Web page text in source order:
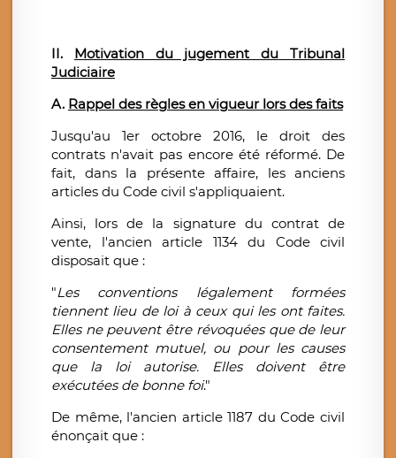
II. Motivation du jugement du Tribunal
Judiciaire
A. Rappel des règles en vigueur lors des faits
Jusqu'au 1er octobre 2016, le droit des
contrats n'avait pas encore été réformé. De
fait, dans la présente affaire, les anciens
articles du Code civil s'appliquaient.
Ainsi, lors de la signature du contrat de
vente, l'ancien article 1134 du Code civil
disposait que :
"Les conventions légalement formées
tiennent lieu de loi à ceux qui les ont faites.
Elles ne peuvent être révoquées que de leur
consentement mutuel, ou pour les causes
que la loi autorise. Elles doivent être
exécutées de bonne foi."
De même, l'ancien article 1187 du Code civil
énonçait que :